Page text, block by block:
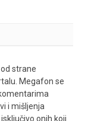
strane
Megafon se
i mišljenja
onih koji